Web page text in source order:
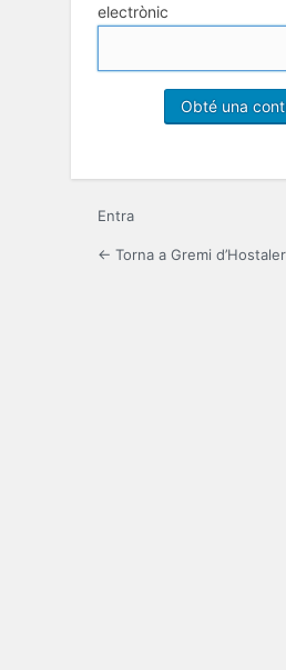
electrònic
Entra
← Torna a Gremi